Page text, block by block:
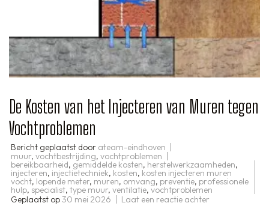
De Kosten van het Injecteren van Muren tegen
Vochtproblemen
Bericht geplaatst door ateam-eindhoven
muur, vochtbestrijding, vochtproblemen
bereikbaarheid, gemiddelde kosten, herstelwerkzaamheden,
injecteren, injectietechniek, kosten, kosten injecteren muren
vocht, lopende meter, muren, omvang, preventie, professionele
hulp, specialist, type muur, ventilatie, vochtproblemen
Geplaatst op30 mei 2026 Laat een reactie achter